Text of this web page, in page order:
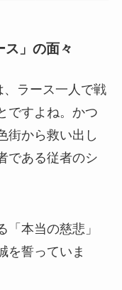
ス」の面々
ラース一人で戦
ですよね。かつ
街から救い出し
である従者のシ
本当の慈悲」
を誓っていま